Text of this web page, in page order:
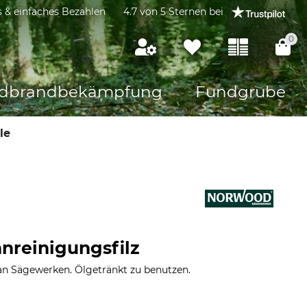
& einfaches Bezahlen 4.7 von 5 Sternen bei
0
Fundgrube
Sägewerken. Ölgetränkt zu benutzen.